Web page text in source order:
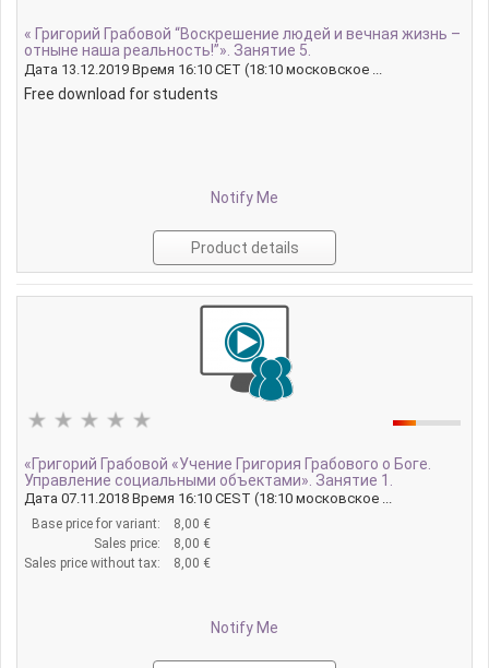
« Григорий Грабовой “Воскрешение людей и вечная жизнь –
отныне наша реальность!”». Занятие 5.
Дата 13.12.2019 Время 16:10 CET (18:10 московское ...
Free download for students
Notify Me
Product details
«Григорий Грабовой «Учение Григория Грабового о Боге.
Управление социальными объектами». Занятие 1.
Дата 07.11.2018 Время 16:10 CEST (18:10 московское ...
Base price for variant:
8,00 €
Sales price:
8,00 €
Sales price without tax:
8,00 €
Notify Me